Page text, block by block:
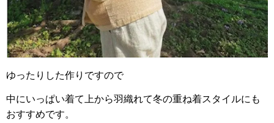
ゆったりした作りですので
中にいっぱい着て上から羽織れて冬の重ね着スタイルにも
おすすめです。